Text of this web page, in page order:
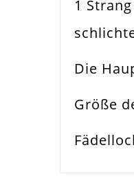
Farbe
1
Die
Größe